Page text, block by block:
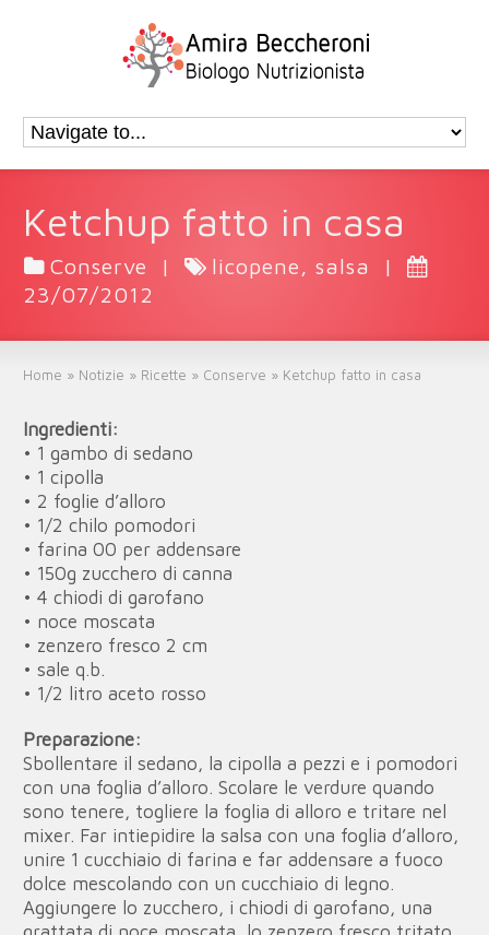
Ketchup fatto in casa
Conserve | licopene,salsa
|
23/07/2012
Home » Notizie » Ricette » Conserve » Ketchup fatto in casa
Ingredienti:
• 1 gambo di sedano
• 1 cipolla
• 2 foglie d’alloro
• 1/2 chilo pomodori
• farina 00 per addensare
• 150g zucchero di canna
• 4 chiodi di garofano
• noce moscata
• zenzero fresco 2 cm
• sale q.b.
• 1/2 litro aceto rosso
Preparazione:
Sbollentare il sedano, la cipolla a pezzi e i pomodori
con una foglia d’alloro. Scolare le verdure quando
sono tenere, togliere la foglia di alloro e tritare nel
mixer. Far intiepidire la salsa con una foglia d’alloro,
unire 1 cucchiaio di farina e far addensare a fuoco
dolce mescolando con un cucchiaio di legno.
Aggiungere lo zucchero, i chiodi di garofano, una